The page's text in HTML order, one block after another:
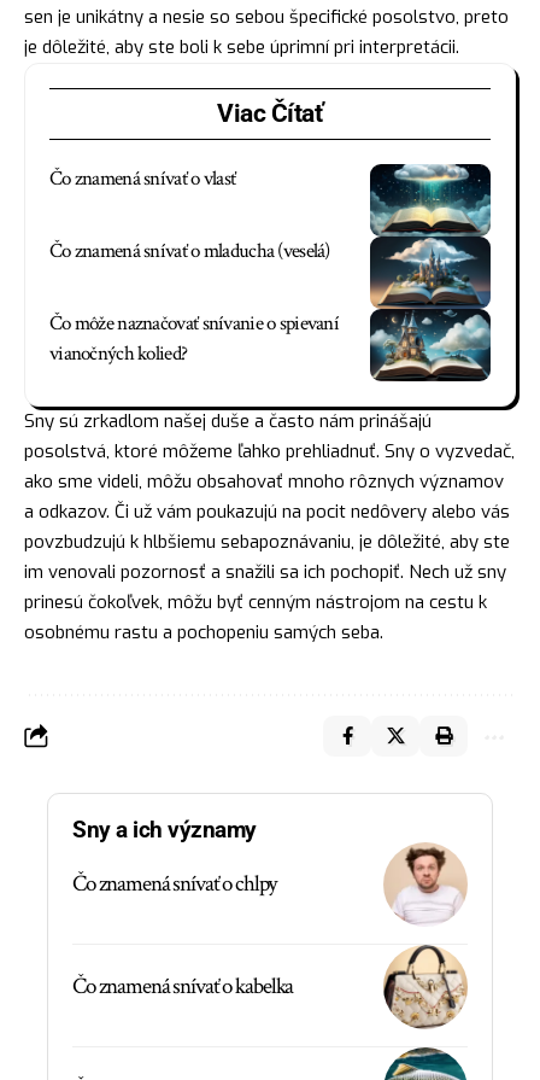
sen je unikátny a nesie so sebou špecifické posolstvo, preto
je dôležité, aby ste boli k sebe úprimní pri interpretácii.
Viac Čítať
Čo znamená snívať o vlasť
Čo znamená snívať o mladucha (veselá)
Čo môže naznačovať snívanie o spievaní
vianočných kolied?
Sny sú zrkadlom našej duše a často nám prinášajú
posolstvá, ktoré môžeme ľahko prehliadnuť. Sny o vyzvedač,
ako sme videli, môžu obsahovať mnoho rôznych významov
a odkazov. Či už vám poukazujú na pocit nedôvery alebo vás
povzbudzujú k hlbšiemu sebapoznávaniu, je dôležité, aby ste
im venovali pozornosť a snažili sa ich pochopiť. Nech už sny
prinesú čokoľvek, môžu byť cenným nástrojom na cestu k
osobnému rastu a pochopeniu samých seba.
Sny a ich významy
Čo znamená snívať o chlpy
Čo znamená snívať o kabelka